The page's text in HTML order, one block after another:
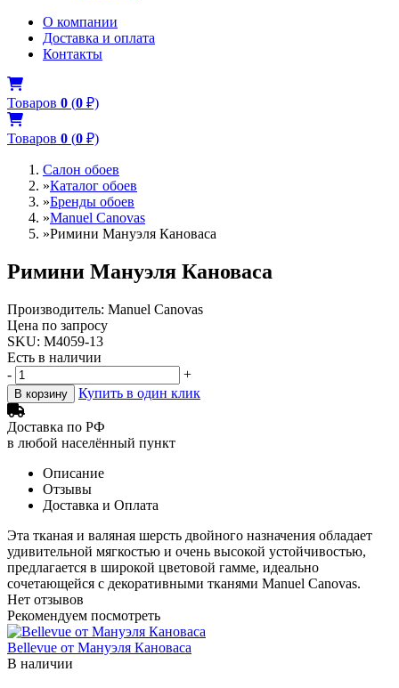
О компании
Доставка и оплата
Контакты
Товаров 0 (0 ₽)
Товаров 0 (0 ₽)
Салон обоев
»Каталог обоев
»Бренды обоев
»Manuel Canovas
»Римини Мануэля Кановаса
Римини Мануэля Кановаса
Производитель: Manuel Canovas
Цена по запросу
SKU: M4059-13
Есть в наличии
-
+
В корзину Купить в один клик
Доставка по РФ
в любой населённый пункт
Описание
Отзывы
Доставка и Оплата
Эта тканая и валяная шерсть двойного назначения обладает
удивительной мягкостью и очень высокой устойчивостью,
предлагается в широкой цветовой гамме, идеально
сочетающейся с декоративными тканями Manuel Canovas.
Нет отзывов
Рекомендуем посмотреть
Bellevue от Мануэля Кановаса
В наличии